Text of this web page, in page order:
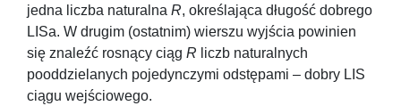
jedna liczba naturalna R, określająca długość dobrego
LISa. W drugim (ostatnim) wierszu wyjścia powinien
się znaleźć rosnący ciąg R liczb naturalnych
pooddzielanych pojedynczymi odstępami – dobry LIS
ciągu wejściowego.